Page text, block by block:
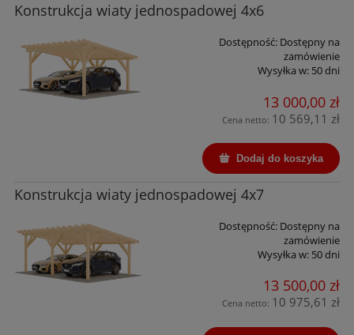
Konstrukcja wiaty jednospadowej 4x6
Dostępność: Dostępny na
zamówienie
Wysyłka w: 50 dni
13 000,00 zł
Cena netto: 10 569,11 zł
Dodaj do koszyka
Konstrukcja wiaty jednospadowej 4x7
Dostępność: Dostępny na
zamówienie
Wysyłka w: 50 dni
13 500,00 zł
Cena netto: 10 975,61 zł